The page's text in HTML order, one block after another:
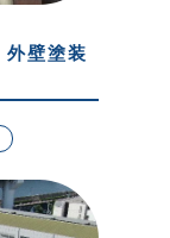
壁塗装